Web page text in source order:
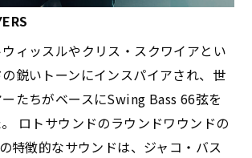
ィッスルやクリス・スクワイアとい
鋭いトーンにインスパイアされ、世
たちがベースにSwing Bass 66弦を
ロトサウンドのラウンドワウンドの
特徴的なサウンドは、ジャコ・バス